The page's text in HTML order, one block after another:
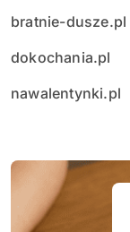
bratnie-dusze.pl
dokochania.pl
nawalentynki.pl